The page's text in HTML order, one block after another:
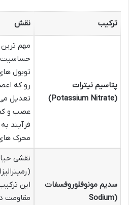
ترکیب نقش
پتاسیم نیترات
(Potassium Nitrate)
مهم
حساسیت
توبول
رو که
تعدیل
عصب و
فرآیند
محرک
سدیم مونوفلوروفسفات
(Sodium
نقشی
این
مقاومت